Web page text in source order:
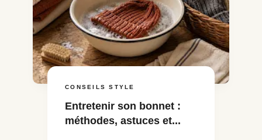
CONSEILS STYLE
Entretenir son bonnet :
méthodes, astuces et...